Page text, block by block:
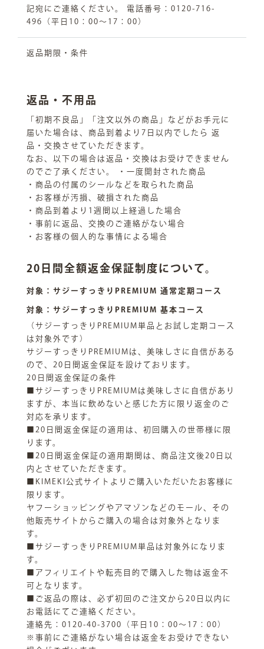
記宛にご連絡ください。 電話番号：0120-716-
496（平日10：00～17：00）
返品期限・条件
返品・不用品
「初期不良品」「注文以外の商品」などがお手元に
届いた場合は、商品到着より7日以内でしたら 返
品・交換させていただきます。
なお、以下の場合は返品・交換はお受けできません
のでご了承ください。 ・一度開封された商品
・商品の付属のシールなどを取られた商品
・お客様が汚損、破損された商品
・商品到着より1週間以上経過した場合
・事前に返品、交換のご連絡がない場合
・お客様の個人的な事情による場合
20日間全額返金保証制度について。
対象：サジーすっきりPREMIUM 通常定期コース
対象：サジーすっきりPREMIUM 基本コース
（サジーすっきりPREMIUM単品とお試し定期コース
は対象外です）
サジーすっきりPREMIUMは、美味しさに自信がある
ので、20日間返金保証を設けております。
20日間返金保証の条件
■サジーすっきりPREMIUMは美味しさに自信があり
ますが、本当に飲めないと感じた方に限り返金のご
対応を承ります。
■20日間返金保証の適用は、初回購入の世帯様に限
ります。
■20日間返金保証の適用期間は、商品注文後20日以
内とさせていただきます。
■KIMEKI公式サイトよりご購入いただいたお客様に
限ります。
ヤフーショッピングやアマゾンなどのモール、その
他販売サイトからご購入の場合は対象外となりま
す。
■サジーすっきりPREMIUM単品は対象外になりま
す。
■アフィリエイトや転売目的で購入した物は返金不
可となります。
■ご返品の際は、必ず初回のご注文から20日以内に
お電話にてご連絡ください。
連絡先：0120-40-3700（平日10：00～17：00）
※事前にご連絡がない場合は返金をお受けできない